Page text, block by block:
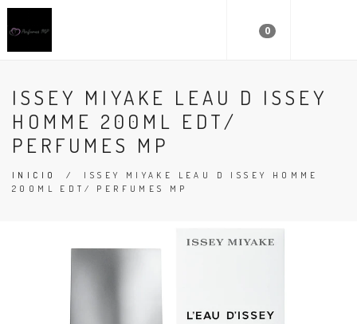
0
ISSEY MIYAKE LEAU D ISSEY
HOMME 200ML EDT/
PERFUMES MP
INICIO / ISSEY MIYAKE LEAU D ISSEY HOMME
200ML EDT/ PERFUMES MP